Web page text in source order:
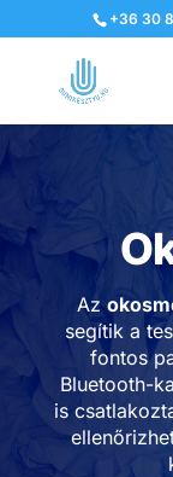
+36 30
Products
search
Az
segítik a
fontos
Bluetooth-
is